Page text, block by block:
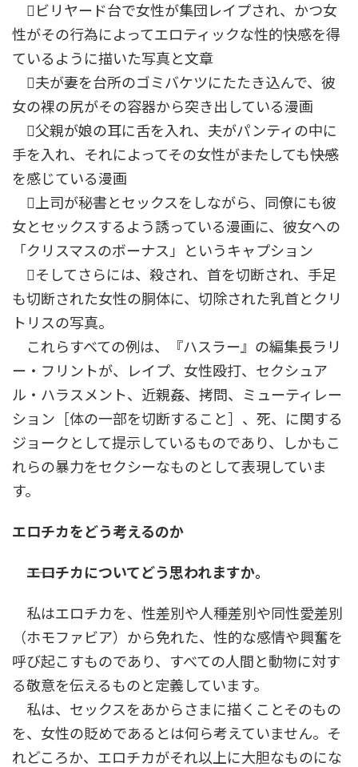
ビリヤード台で女性が集団レイプされ、かつ女
性がその行為によってエロティックな性的快感を得
ているように描いた写真と文章
夫が妻を台所のゴミバケツにたたき込んで、彼
女の裸の尻がその容器から突き出している漫画
父親が娘の耳に舌を入れ、夫がパンティの中に
手を入れ、それによってその女性が――またしても――快感
を感じている漫画
上司が秘書とセックスをしながら、同僚にも彼
女とセックスするよう誘っている漫画に、彼女への
「クリスマスのボーナス」というキャプション
そしてさらには、殺され、首を切断され、手足
も切断された女性の胴体に、切除された乳首とクリ
トリスの写真。
これらすべての例は、『ハスラー』の編集長ラリ
ー・フリントが、レイプ、女性殴打、セクシュア
ル・ハラスメント、近親姦、拷問、ミューティレー
ション［体の一部を切断すること］、死、に関する
ジョークとして提示しているものであり、しかもこ
れらの暴力をセクシーなものとして表現していま
す。
エロチカをどう考えるのか
――エロチカについてどう思われますか。
私はエロチカを、性差別や人種差別や同性愛差別
（ホモファビア）から免れた、性的な感情や興奮を
呼び起こすものであり、すべての人間と動物に対す
る敬意を伝えるものと定義しています。
私は、セックスをあからさまに描くことそのもの
を、女性の貶めであるとは何ら考えていません。そ
れどころか、エロチカがそれ以上に大胆なものにな